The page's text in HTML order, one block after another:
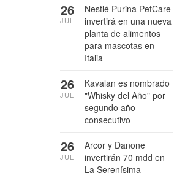
Nestlé Purina PetCare
invertirá en una nueva
planta de alimentos
para mascotas en
Italia
26
JUL
Kavalan es nombrado
"Whisky del Año" por
segundo año
consecutivo
26
JUL
Arcor y Danone
invertirán 70 mdd en
La Serenísima
26
JUL